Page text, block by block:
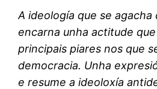
A ideología que se
encarna unha actitude
principais piares nos que
democracia. Unha
e resume a ideoloxía